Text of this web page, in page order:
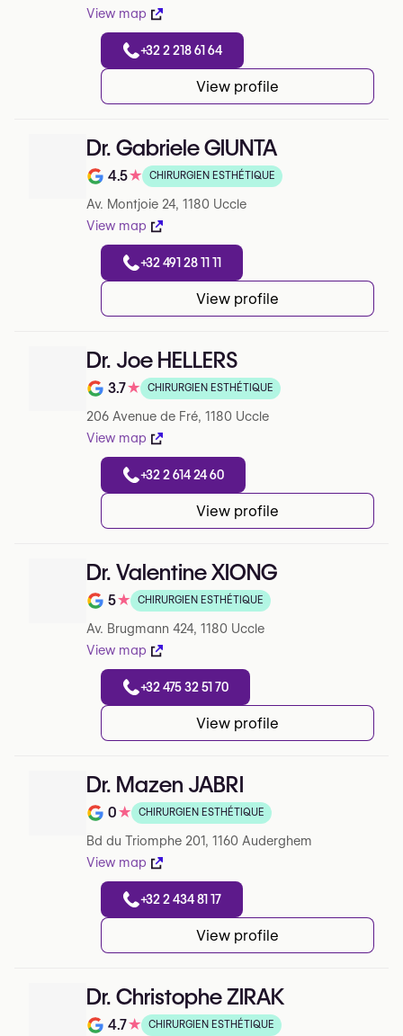
View map
+32 2 218 61 64
View profile
Dr. Gabriele GIUNTA
Note de 4.5 sur 5 sur Google
4.5★ CHIRURGIEN ESTHÉTIQUE
Av. Montjoie 24, 1180 Uccle
View map
+32 491 28 11 11
View profile
Dr. Joe HELLERS
Note de 3.7 sur 5 sur Google
3.7★ CHIRURGIEN ESTHÉTIQUE
206 Avenue de Fré, 1180 Uccle
View map
+32 2 614 24 60
View profile
Dr. Valentine XIONG
Note de 5 sur 5 sur Google
5★ CHIRURGIEN ESTHÉTIQUE
Av. Brugmann 424, 1180 Uccle
View map
+32 475 32 51 70
View profile
Dr. Mazen JABRI
Note de 0 sur 5 sur Google
0★ CHIRURGIEN ESTHÉTIQUE
Bd du Triomphe 201, 1160 Auderghem
View map
+32 2 434 81 17
View profile
Dr. Christophe ZIRAK
4.7★ CHIRURGIEN ESTHÉTIQUE